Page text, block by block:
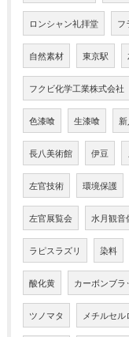
ロンシャン礼拝堂 フ
自然素材 東京駅
フクビ化学工業株式会社
色漆喰 生漆喰
長八美術館 伊豆
左官技術 環境保護
左官展覧会 水月観音
ラピスラズリ 染料
酸化黄 カーボンブラ
ツノマタ メチルセル